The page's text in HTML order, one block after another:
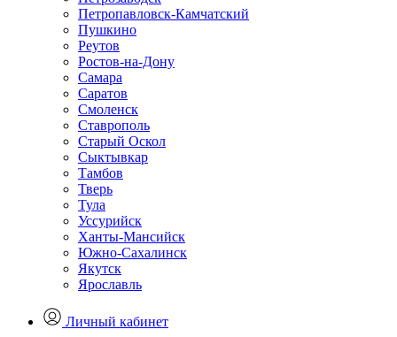
Петропавловск-Камчатский
Пушкино
Реутов
Ростов-на-Дону
Самара
Саратов
Смоленск
Ставрополь
Старый Оскол
Сыктывкар
Тамбов
Тверь
Тула
Уссурийск
Ханты-Мансийск
Южно-Сахалинск
Якутск
Ярославль
Личный кабинет